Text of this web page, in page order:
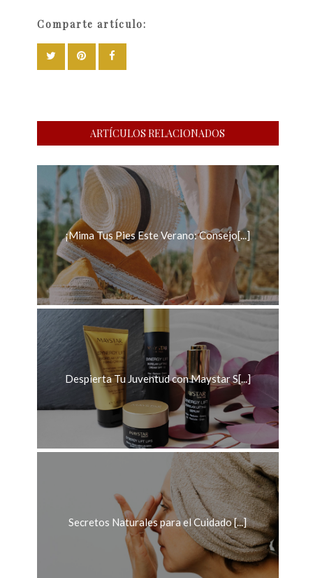
Comparte artículo:
ARTÍCULOS RELACIONADOS
¡Mima Tus Pies Este Verano: Consejo[...]
Despierta Tu Juventud con Maystar S[...]
Secretos Naturales para el Cuidado [...]